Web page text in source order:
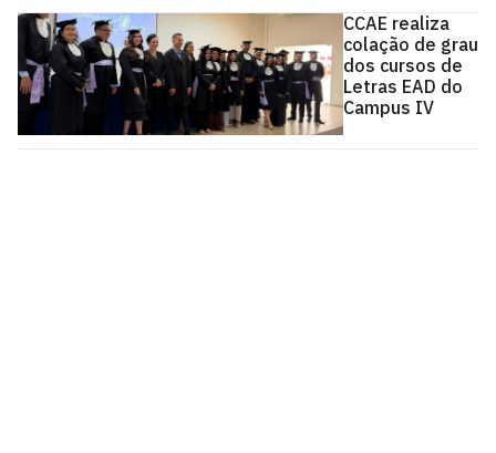
CCAE realiza
colação de grau
dos cursos de
Letras EAD do
Campus IV